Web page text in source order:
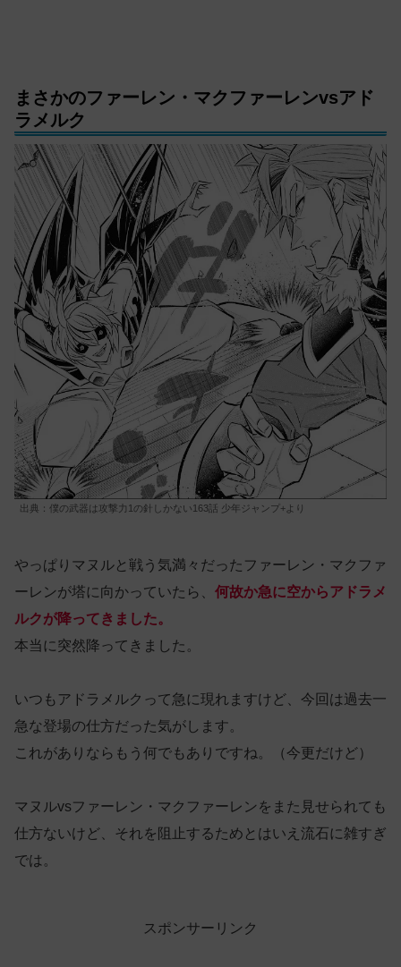
まさかのファーレン・マクファーレンvsアド
ラメルク
出典：僕の武器は攻撃力1の針しかない163話 少年ジャンプ+より
やっぱりマヌルと戦う気満々だったファーレン・マクファ
ーレンが塔に向かっていたら、 何故か急に空からアドラメ
ルクが降ってきました。
本当に突然降ってきました。
いつもアドラメルクって急に現れますけど、今回は過去一
急な登場の仕方だった気がします。
これがありならもう何でもありですね。（今更だけど）
マヌルvsファーレン・マクファーレンをまた見せられても
仕方ないけど、それを阻止するためとはいえ流石に雑すぎ
では。
スポンサーリンク